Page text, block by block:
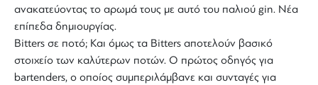
ανακατεύοντας το αρωμά τους με αυτό του παλιού gin. Νέα
επίπεδα δημιουργίας.
Bitters σε ποτό; Και όμως τα Bitters αποτελούν βασικό
στοιχείο των καλύτερων ποτών. Ο πρώτος οδηγός για
bartenders, ο οποίος συμπεριλάμβανε και συνταγές για